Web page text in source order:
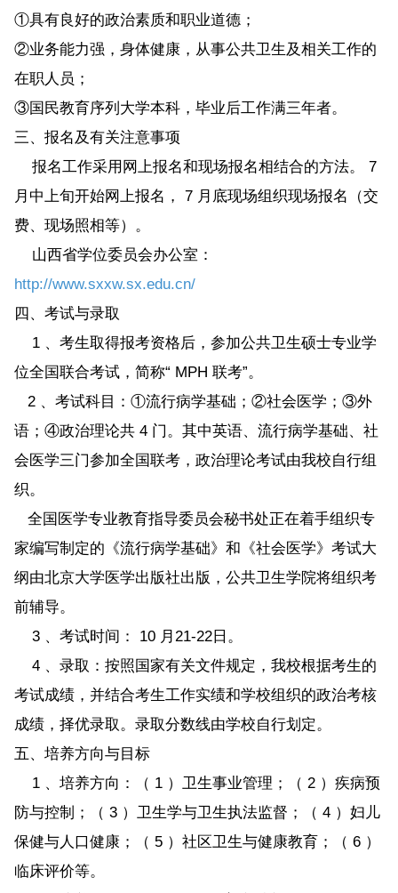
①具有良好的政治素质和职业道德；
②业务能力强，身体健康，从事公共卫生及相关工作的
在职人员；
③国民教育序列大学本科，毕业后工作满三年者。
三、报名及有关注意事项
报名工作采用网上报名和现场报名相结合的方法。 7
月中上旬开始网上报名， 7 月底现场组织现场报名（交
费、现场照相等）。
山西省学位委员会办公室：
http://www.sxxw.sx.edu.cn/
四、考试与录取
1 、考生取得报考资格后，参加公共卫生硕士专业学
位全国联合考试，简称“ MPH 联考”。
2 、考试科目：①流行病学基础；②社会医学；③外
语；④政治理论共 4 门。其中英语、流行病学基础、社
会医学三门参加全国联考，政治理论考试由我校自行组
织。
全国医学专业教育指导委员会秘书处正在着手组织专
家编写制定的《流行病学基础》和《社会医学》考试大
纲由北京大学医学出版社出版，公共卫生学院将组织考
前辅导。
3 、考试时间： 10 月21-22日。
4 、录取：按照国家有关文件规定，我校根据考生的
考试成绩，并结合考生工作实绩和学校组织的政治考核
成绩，择优录取。录取分数线由学校自行划定。
五、培养方向与目标
1 、培养方向：（ 1 ）卫生事业管理；（ 2 ）疾病预
防与控制；（ 3 ）卫生学与卫生执法监督；（ 4 ）妇儿
保健与人口健康；（ 5 ）社区卫生与健康教育；（ 6 ）
临床评价等。